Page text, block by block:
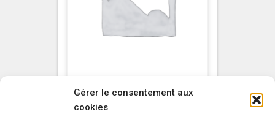
Gérer le consentement aux
cookies